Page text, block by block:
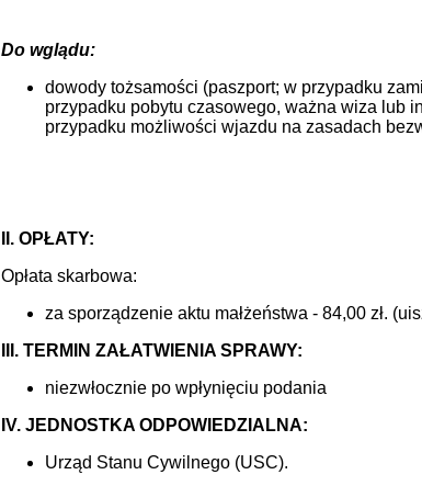
Do wglądu:
dowody tożsamości (paszport; w przypadku
przypadku pobytu czasowego, ważna wiza lub
przypadku możliwości wjazdu na zasadach
II. OPŁATY:
Opłata skarbowa:
za sporządzenie aktu małżeństwa - 84,00 zł.
III. TERMIN ZAŁATWIENIA SPRAWY:
niezwłocznie po wpłynięciu podania
IV. JEDNOSTKA ODPOWIEDZIALNA:
Urząd Stanu Cywilnego (USC).